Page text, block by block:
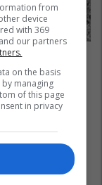
serbë e
për Ahmet
gjitha, për
gjithë këta
mirën e
from
device
with 369
our partners
on the basis
managing
of this page
in privacy